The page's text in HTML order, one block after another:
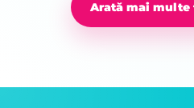
Arată mai